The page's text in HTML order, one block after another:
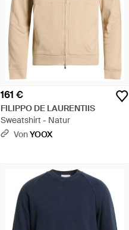
161 €
FILIPPO DE LAURENTIIS
Sweatshirt - Natur
VonYOOX